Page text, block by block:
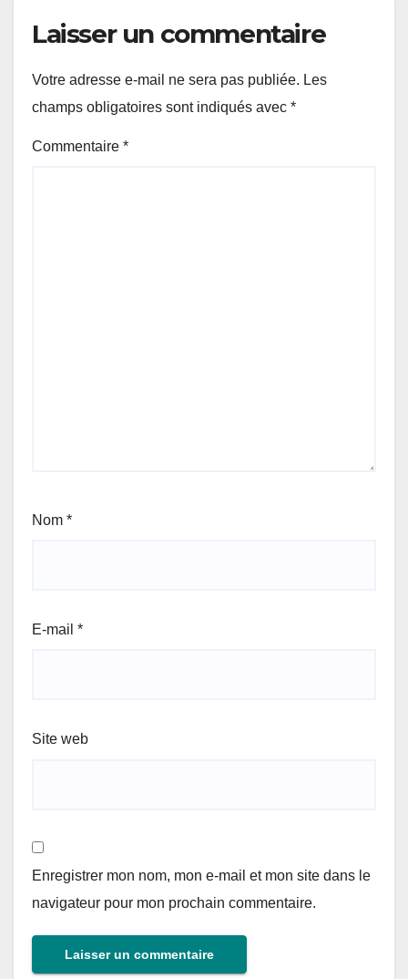
Laisser un commentaire
Votre adresse e-mail ne sera pas publiée. Les
champs obligatoires sont indiqués avec *
Commentaire *
Nom *
E-mail *
Site web
Enregistrer mon nom, mon e-mail et mon site dans le
navigateur pour mon prochain commentaire.